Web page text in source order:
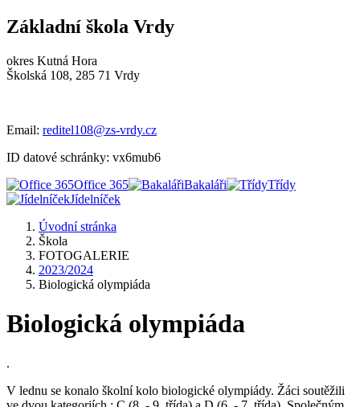
Základní škola Vrdy
okres Kutná Hora
Školská 108, 285 71 Vrdy
Email: reditel108@zs-vrdy.cz
ID datové schránky: vx6mub6
Office 365
Bakaláři
Třídy
Jídelníček
Úvodní stránka
Škola
FOTOGALERIE
2023/2024
Biologická olympiáda
Biologická olympiáda
.
V lednu se konalo školní kolo biologické olympiády. Žáci soutěžili